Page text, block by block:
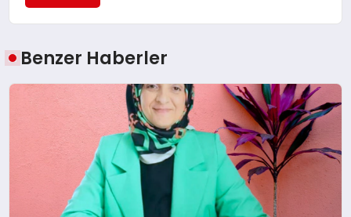
Benzer Haberler